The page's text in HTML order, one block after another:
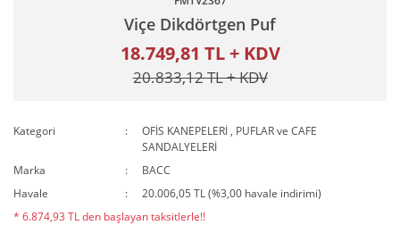
Viçe Dikdörtgen Puf
18.749,81 TL + KDV
20.833,12 TL + KDV
Kategori OFİS KANEPELERİ , PUFLAR ve CAFE
SANDALYELERİ
Marka
BACC
Havale
20.006,05 TL (%3,00 havale indirimi)
* 6.874,93 TL den başlayan taksitlerle!!